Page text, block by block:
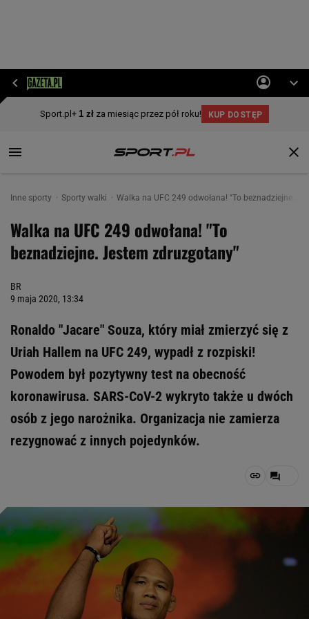
Inne sporty Sporty walki Walka na UFC 249 odwołana! "To beznadziejne.
Walka na UFC 249 odwołana! "To
beznadziejne. Jestem zdruzgotany"
BR
9 maja 2020, 13:34
Ronaldo "Jacare" Souza, który miał zmierzyć się z
Uriah Hallem na UFC 249, wypadł z rozpiski!
Powodem był pozytywny test na obecność
koronawirusa. SARS-CoV-2 wykryto także u dwóch
osób z jego narożnika. Organizacja nie zamierza
rezygnować z innych pojedynków.